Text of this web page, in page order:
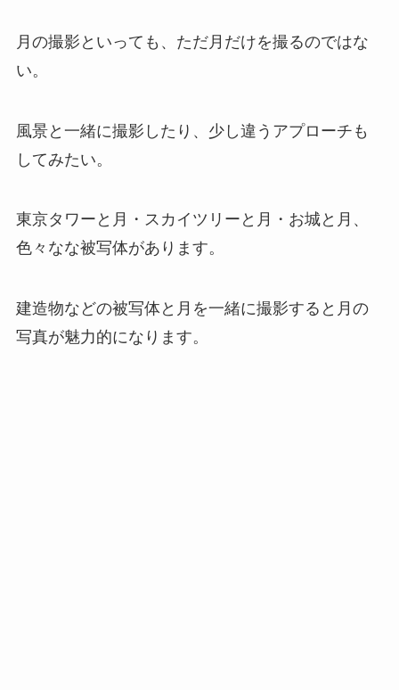
月の撮影といっても、ただ月だけを撮るのではな
い。
風景と一緒に撮影したり、少し違うアプローチも
してみたい。
東京タワーと月・スカイツリーと月・お城と月、
色々なな被写体があります。
建造物などの被写体と月を一緒に撮影すると月の
写真が魅力的になります。